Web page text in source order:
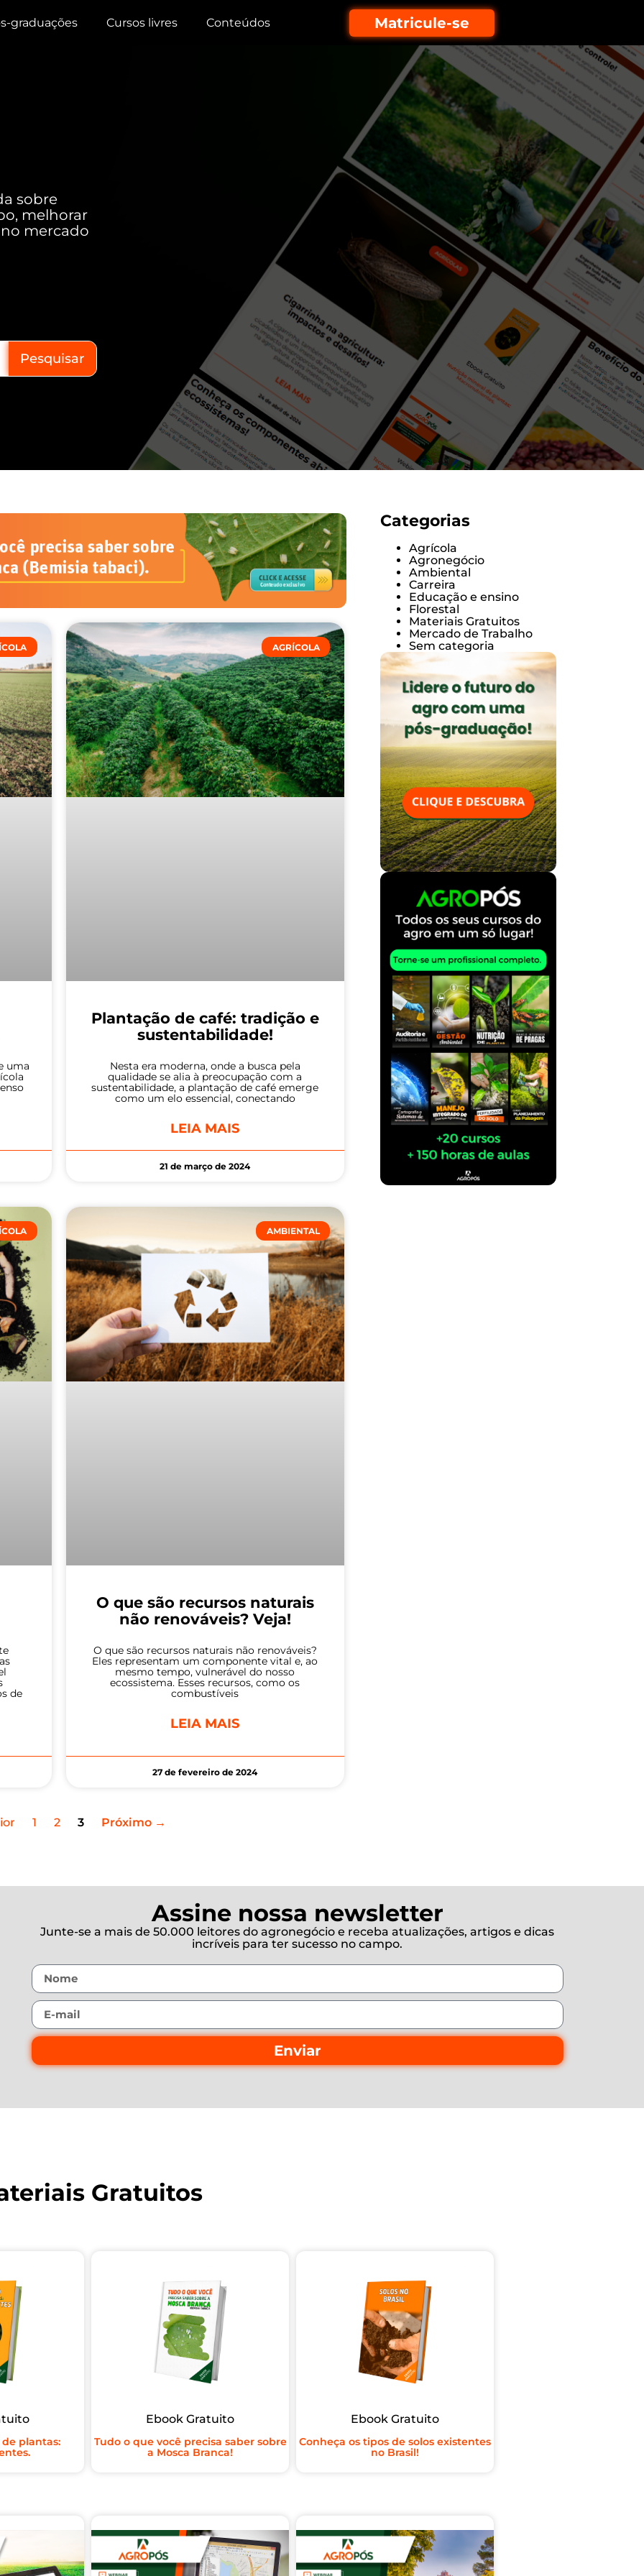
graduações Cursos livres Conteúdos Matricule-se
sobre
melhorar
mercado
Pesquisar
uma
AGRÍCOLA
Plantação de café: tradição e
sustentabilidade!
Nesta era moderna, onde a busca pela
qualidade se alia à preocupação com a
sustentabilidade, a plantação de café emerge
como um elo essencial, conectando
LEIA MAIS
21 de março de 2024
de
AMBIENTAL
O que são recursos naturais
não renováveis? Veja!
O que são recursos naturais não renováveis?
Eles representam um componente vital e, ao
mesmo tempo, vulnerável do nosso
ecossistema. Esses recursos, como os
combustíveis
LEIA MAIS
27 de fevereiro de 2024
1 2 3 Próximo →
Categorias
Agrícola
Agronegócio
Ambiental
Carreira
Educação e ensino
Florestal
Materiais Gratuitos
Mercado de Trabalho
Sem categoria
Assine nossa newsletter
Junte-se a mais de 50.000 leitores do agronegócio e receba atualizações, artigos e dicas
incríveis para ter sucesso no campo.
Enviar
Gratuitos
plantas:
Ebook Gratuito
Tudo o que você precisa saber sobre
a Mosca Branca!
Ebook Gratuito
Conheça os tipos de solos existentes
no Brasil!